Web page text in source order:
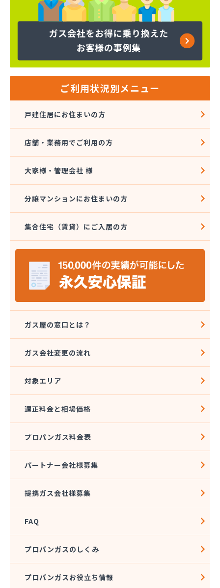
株式会社天宗 今治ガスセンター
株式会社東燃
株式会社富士商会
株式会社芳之内ガス
株式会社木田産業
丸信ガス株式会社
菊間ガス北条ショールーム
共同ガス株式会社 松山支店
玉井産業株式会社
広島ガス伯方株式会社
今出石油
三原産業株式会社 ガス販売部
三光ガス商会
三光ガス商会 伊台出張所
山岡早光商店
四国アストモスガス株式会社松山オートガススタン
四国ガス燃料株式会社 本店
四国ガス燃料株式会社 上浦出張所
四国ガス燃料株式会社 松山営業所
四国ガス燃料株式会社 宇和出張所
四国ガス燃料株式会社 新居浜営業所
四国ガス燃料株式会社 川之江出張所
四国岩谷産業株式会社 新居浜営業所
四国岩谷産業株式会社 LPGセンター・松山工場
四国岩谷産業株式会社 松山支店・松山営業所
四国溶材商事株式会社
寺田ガスセンター
松本燃料店
上浦ガス有限会社
上甲石油店
上松プロパン株式会社
新谷商店
西島石油
ご利用状況別メニュー
戸建住居にお住まいの方
店舗・業務用でご利用の方
大家様・管理会社 様
分譲マンションにお住まいの方
集合住宅（賃貸）にご入居の方
ガス屋の窓口とは？
ガス会社変更の流れ
対象エリア
適正料金と相場価格
プロパンガス料金表
パートナー会社様募集
提携ガス会社様募集
FAQ
プロパンガスのしくみ
プロパンガスお役立ち情報